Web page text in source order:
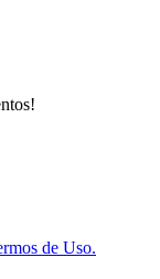
de Uso.